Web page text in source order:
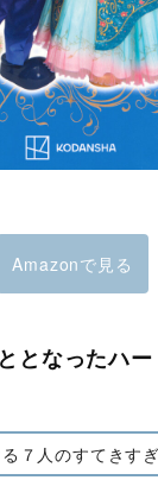
Amazonで見る
となったハ
７人のすてきす